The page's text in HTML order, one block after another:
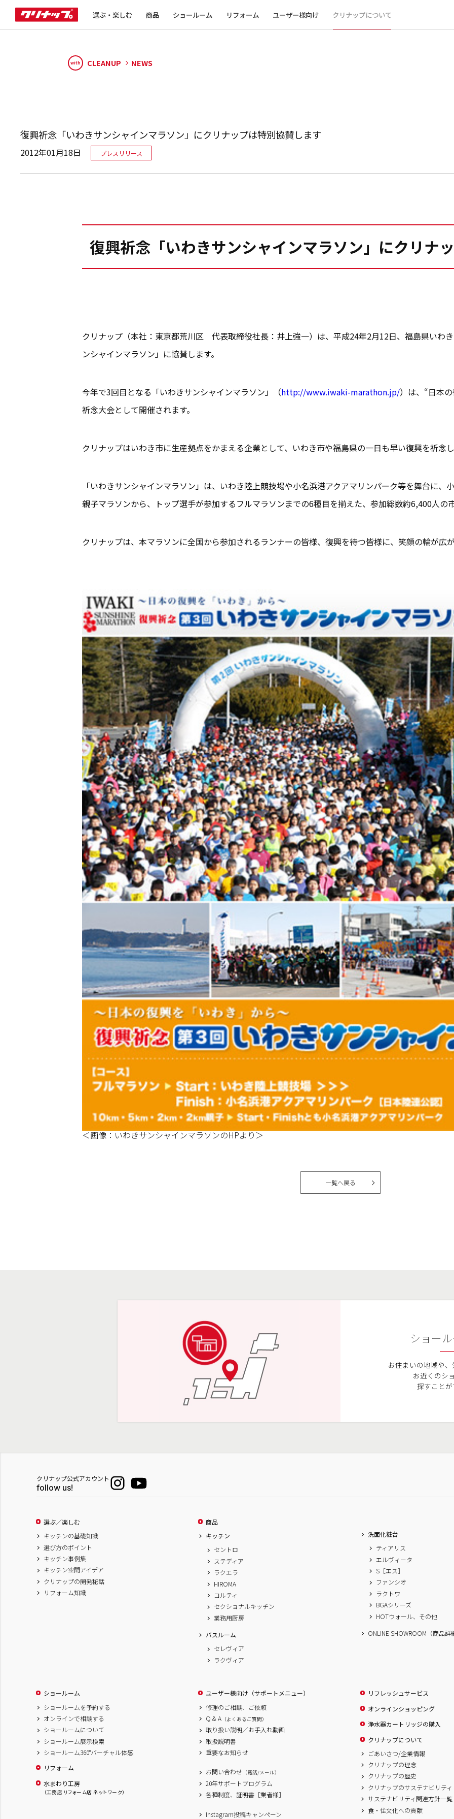
選ぶ・楽しむ 商品 ショールーム リフォーム ユーザー様向け クリナップについて
with CLEANUP NEWS
復興祈念「いわきサンシャインマラソン」にクリナップは特別協賛します
2012年01月18日 プレスリリース
復興祈念「いわきサンシャインマラソン」にクリナ
クリナップ（本社：東京都荒川区 代表取締役社長：井上強一）は、平成24年2月12日、福島県いわ
ンシャインマラソン」に協賛します。
今年で3回目となる「いわきサンシャインマラソン」（http://www.iwaki-marathon.jp/）は、“日本
祈念大会として開催されます。
クリナップはいわき市に生産拠点をかまえる企業として、いわき市や福島県の一日も早い復興を祈念
「いわきサンシャインマラソン」は、いわき陸上競技場や小名浜港アクアマリンパーク等を舞台に
親子マラソンから、トップ選手が参加するフルマラソンまでの6種目を揃えた、参加総数約6,400人の
クリナップは、本マラソンに全国から参加されるランナーの皆様、復興を待つ皆様に、笑顔の輪が広
＜画像：いわきサンシャインマラソンのHPより＞
一覧へ戻る
ショー
お住まいの地域や、
お近くのシ
探すこと
クリナップ公式アカウント
follow us!
選ぶ／楽しむ
キッチンの基礎知識
選び方のポイント
キッチン事例集
キッチン空間アイデア
クリナップの開発秘話
リフォーム知識
商品
キッチン
セントロ
ステディア
ラクエラ
HIROMA
コルティ
セクショナルキッチン
業務用厨房
バスルーム
セレヴィア
ラクヴィア
洗面化粧台
ティアリス
エルヴィータ
S［エス］
ファンシオ
ラクトワ
BGAシリーズ
HOTウォール、その他
ONLINE SHOWROOM（商品詳
ショールーム
ショールームを予約する
オンラインで相談する
ショールームについて
ショールーム展示検索
ショールーム360°バーチャル体感
リフォーム
水まわり工房
（工務店 リフォーム店 ネットワーク）
ユーザー様向け（サポートメニュー）
修理のご相談、ご依頼
Q & A （よくあるご質問）
取り扱い説明／お手入れ動画
取扱説明書
重要なお知らせ
お問い合わせ （電話/メール）
20年サポートプログラム
各種制度、証明書［業者様］
Instagram投稿キャンペーン
リフレッシュサービス
オンラインショッピング
浄水器カートリッジの購入
クリナップについて
ごあいさつ/企業情報
クリナップの理念
クリナップの歴史
クリナップのサステナビリティ
サステナビリティ関連方針一覧
食・住文化への貢献